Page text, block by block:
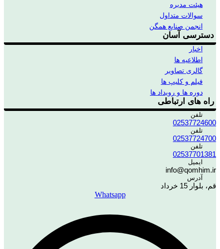
هیئت مدیره
سوالات متداول
انجمن صنایع همگن
دسترسی آسان
اخبار
اطلاعیه ها
گالری تصاویر
فیلم و کلیپ ها
دوره ها و رویداد ها
راه های ارتباطی
تلفن
02537724600
تلفن
02537724700
تلفن
02537701381
ایمیل
info@qomhim.ir
آدرس
قم، بلوار 15 خرداد
Whatsapp